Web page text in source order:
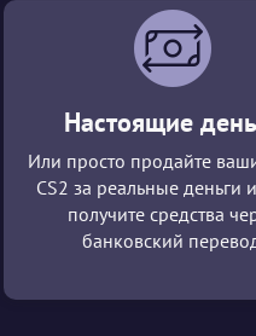
Настоящие
Или просто продайте
CS2 за реальные деньги
получите средства
банковский